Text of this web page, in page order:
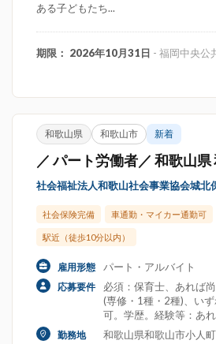
ある子どもたち...
期限： 2026年10月31日 - 福岡中央公
和歌山県 和歌山市 新着
／ パート労働者／ 和歌山県
社会福祉法人和歌山社会事業協会城北
社会保険完備 車通勤・マイカー通勤可
駅近（徒歩10分以内）
雇用形態 パート・アルバイト
応募要件
必須：保育士、あれば
(専修・1種・2種)、い
可。学歴。経験等：あ
勤務地 和歌山県和歌山市小人